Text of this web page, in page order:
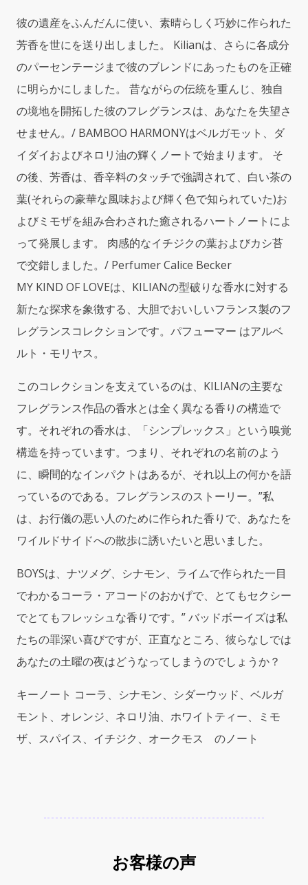
(100ml)
EDP
quantity
彼の遺産をふんだんに使い、素晴らしく巧妙に作られた
芳香を世にを送り出しました。 Kilianは、さらに各成分
のパーセンテージまで彼のブレンドにあったものを正確
に明らかにしました。 昔ながらの伝統を重んじ、独自
の境地を開拓した彼のフレグランスは、あなたを失望さ
せません。/ BAMBOO HARMONYはベルガモット、ダ
イダイおよびネロリ油の輝くノートで始まります。 そ
の後、芳香は、香辛料のタッチで強調されて、白い茶の
葉(それらの豪華な風味および輝く色で知られていた)お
よびミモザを組み合わされた癒されるハートノートによ
って発展します。 肉感的なイチジクの葉およびカシ苔
で交錯しました。/ Perfumer Calice Becker
MY KIND OF LOVEは、KILIANの型破りな香水に対する
新たな探求を象徴する、大胆でおいしいフランス製のフ
レグランスコレクションです。パフューマー はアルベ
ルト・モリヤス。
このコレクションを支えているのは、KILIANの主要な
フレグランス作品の香水とは全く異なる香りの構造で
す。それぞれの香水は、「シンプレックス」という嗅覚
構造を持っています。つまり、それぞれの名前のよう
に、瞬間的なインパクトはあるが、それ以上の何かを語
っているのである。フレグランスのストーリー。”私
は、お行儀の悪い人のために作られた香りで、あなたを
ワイルドサイドへの散歩に誘いたいと思いました。
BOYSは、ナツメグ、シナモン、ライムで作られた一目
でわかるコーラ・アコードのおかげで、とてもセクシー
でとてもフレッシュな香りです。” バッドボーイズは私
たちの罪深い喜びですが、正直なところ、彼らなしでは
あなたの土曜の夜はどうなってしまうのでしょうか？
キーノート コーラ、シナモン、シダーウッド、ベルガ
モント、オレンジ、ネロリ油、ホワイトティー、ミモ
ザ、スパイス、イチジク、オークモス のノート
お客様の声